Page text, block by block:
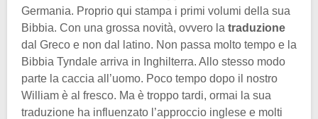
Germania. Proprio qui stampa i primi volumi della sua
Bibbia. Con una grossa novità, ovvero la traduzione
dal Greco e non dal latino. Non passa molto tempo e la
Bibbia Tyndale arriva in Inghilterra. Allo stesso modo
parte la caccia all’uomo. Poco tempo dopo il nostro
William è al fresco. Ma è troppo tardi, ormai la sua
traduzione ha influenzato l’approccio inglese e molti